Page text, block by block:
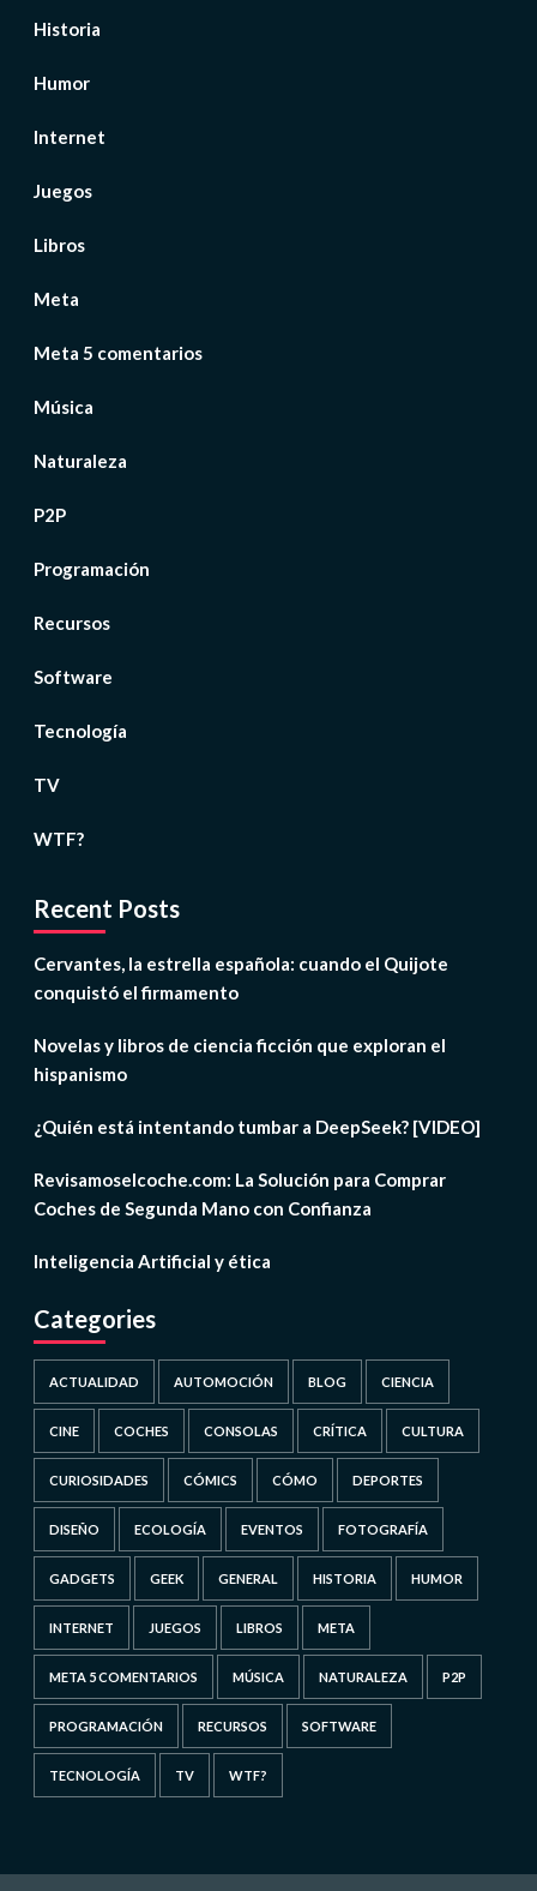
Historia
Humor
Internet
Juegos
Libros
Meta
Meta 5 comentarios
Música
Naturaleza
P2P
Programación
Recursos
Software
Tecnología
TV
WTF?
Recent Posts
Cervantes, la estrella española: cuando el Quijote
conquistó el firmamento
Novelas y libros de ciencia ficción que exploran el
hispanismo
¿Quién está intentando tumbar a DeepSeek? [VIDEO]
Revisamoselcoche.com: La Solución para Comprar
Coches de Segunda Mano con Confianza
Inteligencia Artificial y ética
Categories
ACTUALIDAD AUTOMOCIÓN BLOG CIENCIA
CINE COCHES CONSOLAS CRÍTICA CULTURA
CURIOSIDADES CÓMICS CÓMO DEPORTES
DISEÑO ECOLOGÍA EVENTOS FOTOGRAFÍA
GADGETS GEEK GENERAL HISTORIA HUMOR
INTERNET JUEGOS LIBROS META
META 5 COMENTARIOS MÚSICA NATURALEZA P2P
PROGRAMACIÓN RECURSOS SOFTWARE
TECNOLOGÍA TV WTF?